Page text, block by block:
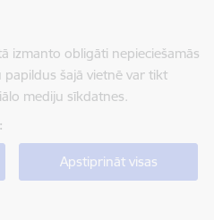
izmanto obligāti nepieciešamās
šajā vietnē var tikt
mediju sīkdatnes.
Apstiprināt visas